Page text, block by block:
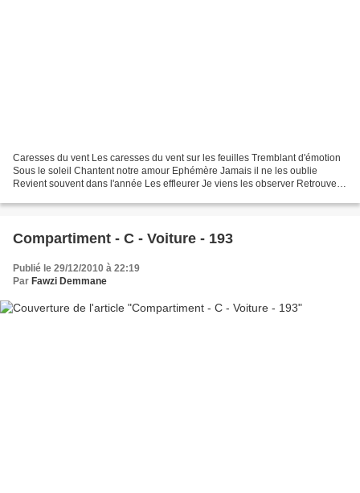
Caresses du vent Les caresses du vent sur les feuilles Tremblant d'émotion
Sous le soleil Chantent notre amour Ephémère Jamais il ne les oublie
Revient souvent dans l'année Les effleurer Je viens les observer Retrouver
Compartiment - C - Voiture - 193
Publié le 29/12/2010 à 22:19
Par Fawzi Demmane